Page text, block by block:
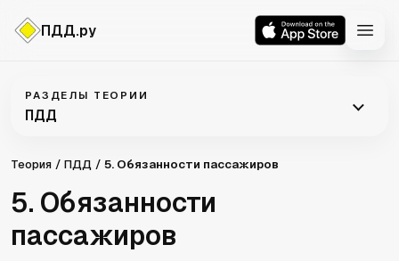
ПДД.ру
ПДД
РАЗДЕЛЫ ТЕОРИИ
ПДД
Теория ПДД 5. Обязанности пассажиров
5. Обязанности
пассажиров